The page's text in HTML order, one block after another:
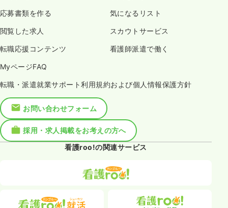
応募書類を作る 気になるリスト
閲覧した求人 スカウトサービス
転職応援コンテンツ 看護師派遣で働く
MyページFAQ
転職・派遣就業サポート利用規約および個人情報保護方針
お問い合わせフォーム
採用・求人掲載をお考えの方へ
看護roo!の関連サービス